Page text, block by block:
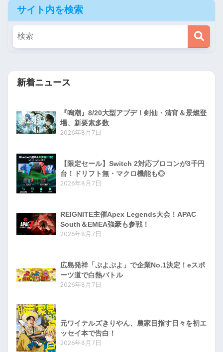
サイト内を検索
新着ニュース
『鳴潮』8/20大型アプデ！剣仙・清宵＆景燃登
場、新要素多数
2026年8月7日
【限定セール】Switch 2対応プロコンが3千円
台！ドリフト無・マクロ機能も◎
2026年8月7日
REIGNITE主催Apex Legends大会！APAC
South＆EMEA強豪も参戦！
2026年8月7日
広島発祥「ぷよぷよ」で企業No.1決定！eスポ
ーツ道で白熱バトル
2026年8月7日
元ワイテルズきりやん、農家目指す日々を初エ
ッセイ本で告白！
2026年8月7日